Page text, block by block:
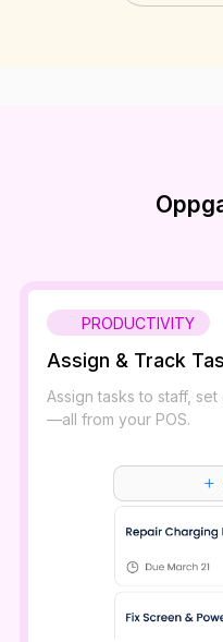
PRODUCTIVITY
Assign & Track
Assign tasks to staff,
—all from your POS.